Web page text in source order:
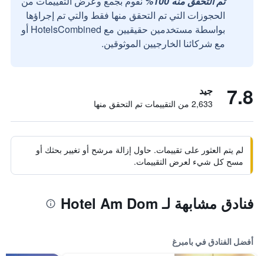
الحجوزات التي تم التحقق منها فقط والتي تم إجراؤها
بواسطة مستخدمين حقيقيين مع HotelsCombined أو
مع شركائنا الخارجيين الموثوقين.
7.8 جيد
2,633 من التقييمات تم التحقق منها
لم يتم العثور على تقييمات. حاول إزالة مرشح أو تغيير بحثك أو
مسح كل شيء لعرض التقييمات.
فنادق مشابهة لـ Hotel Am Dom
أفضل الفنادق في بامبرغ